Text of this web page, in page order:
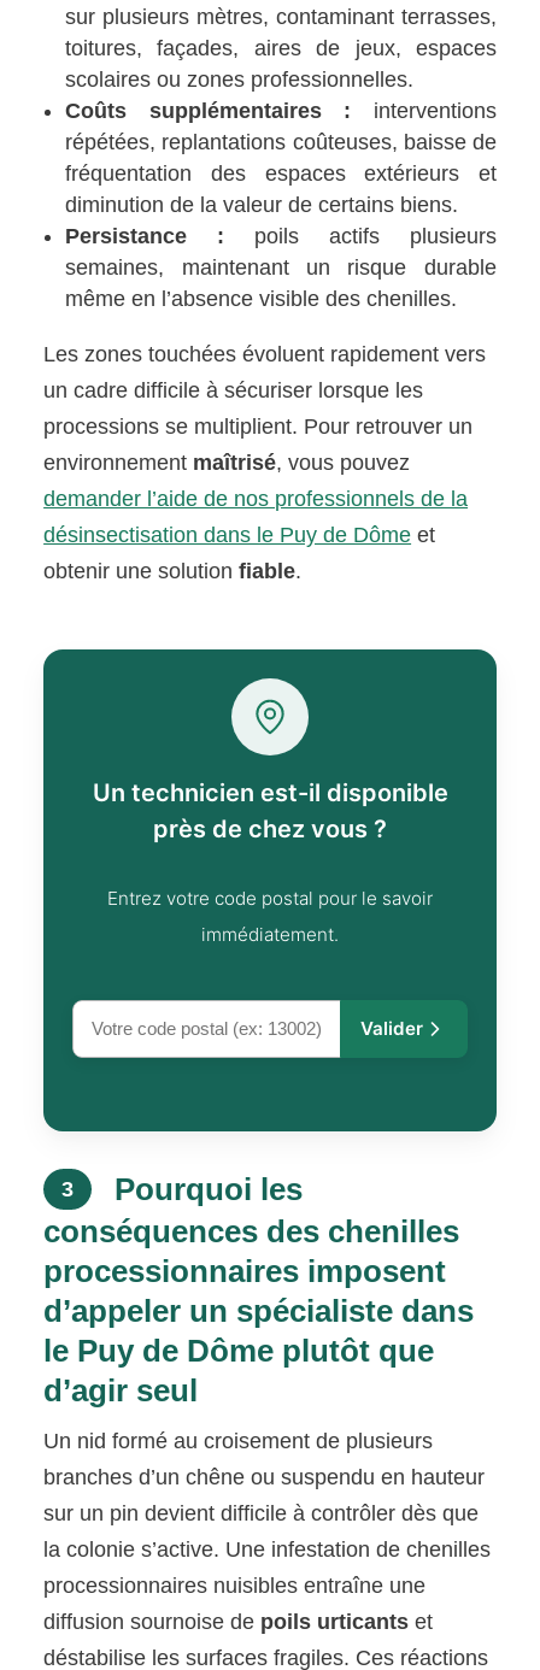
sur plusieurs mètres, contaminant terrasses,
toitures, façades, aires de jeux, espaces
scolaires ou zones professionnelles.
Coûts supplémentaires : interventions
répétées, replantations coûteuses, baisse de
fréquentation des espaces extérieurs et
diminution de la valeur de certains biens.
Persistance : poils actifs plusieurs
semaines, maintenant un risque durable
même en l’absence visible des chenilles.
Les zones touchées évoluent rapidement vers
un cadre difficile à sécuriser lorsque les
processions se multiplient. Pour retrouver un
environnement maîtrisé, vous pouvez
demander l’aide de nos professionnels de la
désinsectisation dans le Puy de Dôme et
obtenir une solutionfiable.
Un technicien est-il disponible
près de chez vous ?
Entrez votre code postal pour le savoir
immédiatement.
Valider
3
Pourquoi les
conséquences des chenilles
processionnaires imposent
d’appeler un spécialiste dans
le Puy de Dôme plutôt que
d’agir seul
Un nid formé au croisement de plusieurs
branches d’un chêne ou suspendu en hauteur
sur un pin devient difficile à contrôler dès que
la colonie s’active. Une infestation de chenilles
processionnaires nuisibles entraîne une
diffusion sournoise de poils urticants et
déstabilise les surfaces fragiles. Ces réactions